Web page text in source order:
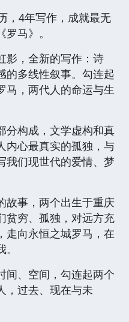
，4年写作，成就最无
马》。
影，全新的写作：诗
的多线性叙事。勾连起
马，两代人的命运与生
构成，文学虚构和真
内心最真实的孤独，与
我们现世代的爱情、梦
故事，两个出生于重庆
贫穷、孤独，对远方充
走向永恒之城罗马，在
间、空间，勾连起两个
，过去、现在与未